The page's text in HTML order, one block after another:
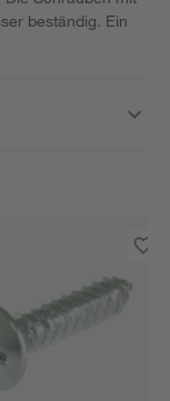
beständig. Ein